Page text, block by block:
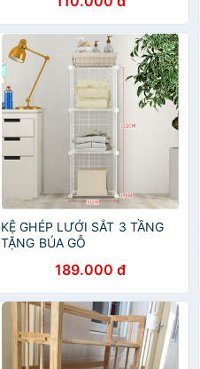
KỆ GHÉP LƯỚI SẮT 3 TẦNG
TẶNG BÚA GỖ
189.000 đ